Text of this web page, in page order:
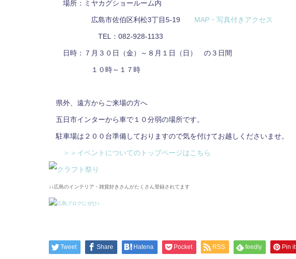
場所：ミヤカグショールーム内
広島市佐伯区利松3丁目5-19 MAP・写真付きアクセス
TEL：082-928-1133
日時：７月３０日（金）～８月１日（日） の３日間
１０時～１７時
県外、遠方からご来場の方へ
五日市インターから車で１０分弱の場所です。
駐車場は２００台準備しておりますので気を付けてお越しくださいませ。
＞＞イベントについてのトップページはこちら
↓↓広島のインテリア・雑貨好きさんがたくさん登録されてます
Tweet Share Hatena Pocket RSS feedly Pin it